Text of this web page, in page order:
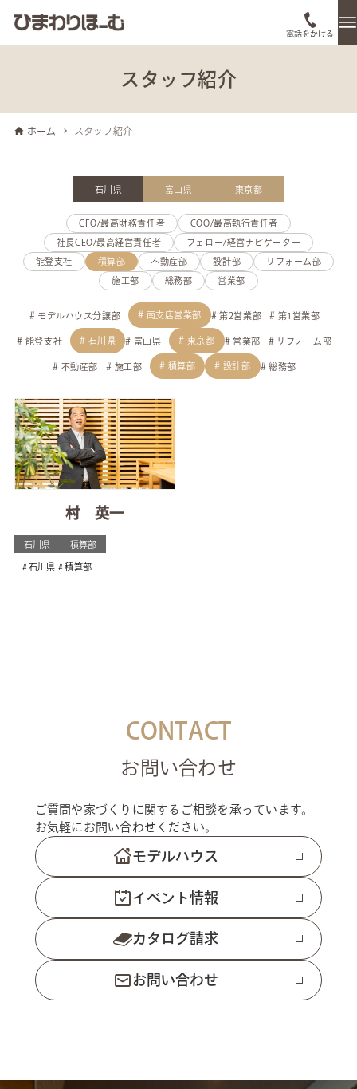
電話をかける
スタッフ紹介
ホーム スタッフ紹介
石川県 富山県 東京都
CFO/最高財務責任者 COO/最高執行責任者
社長CEO/最高経営責任者 フェロー/経営ナビゲーター
能登支社 積算部 不動産部 設計部 リフォーム部
施工部 総務部 営業部
モデルハウス分譲部 南支店営業部 第2営業部 第1営業部
能登支社 石川県 富山県 東京都 営業部 リフォーム部
不動産部 施工部 積算部 設計部 総務部
村 英一
石川県 積算部
石川県 積算部
CONTACT
お問い合わせ
ご質問や家づくりに関するご相談を承っています。
お気軽にお問い合わせください。
モデルハウス
イベント情報
カタログ請求
お問い合わせ